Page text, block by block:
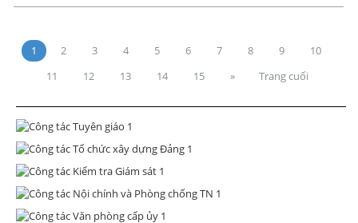
1 2 3 4 5 6 7 8 9
10
11
12 13 14 15 » Trang cuối